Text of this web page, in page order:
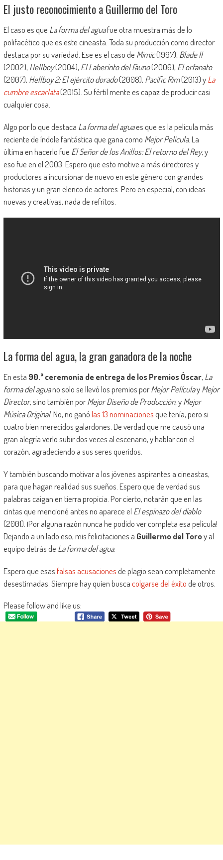
El justo reconocimiento a Guillermo del Toro
El caso es que La forma del aguafue otra muestra más de lo
polifacético que es este cineasta. Toda su producción como director
destaca por su variedad. Ese es el caso de Mimic(1997), Blade II
(2002), Hellboy(2004), El Laberinto del Fauno(2006), El orfanato
(2007), Hellboy 2: El ejército dorado(2008), Pacific Rim(2013) yLa
cumbre escarlata(2015). Su fértil mente es capaz de producir casi
cualquier cosa.
Algo por lo que destaca La forma del aguaes que es la película más
reciente de índole fantástica que gana como Mejor Película. La
última en hacerlo fue El Señor de los Anillos: El retorno del Rey, y
eso fue en el 2003. Espero que esto motive a más directores y
productores a incursionar de nuevo en este género con grandes
historias y un gran elenco de actores. Pero en especial, con ideas
nuevas y creativas, nada de refritos.
La forma del agua, la gran ganadora de la noche
En esta 90.ª ceremonia de entrega de los Premios Óscar, La
forma del aguano solo se llevó los premios porMejor PelículayMejor
Director, sino también porMejor Diseño de Producción, yMejor
Música Original. No, no ganólas 13 nominacionesque tenía, pero si
cuatro bien merecidos galardones. De verdad que me causó una
gran alegría verlo subir dos veces al escenario, y hablar con el
corazón, agradeciendo a sus seres queridos.
Y también buscando motivar a los jóvenes aspirantes a cineastas,
para que hagan realidad sus sueños. Espero que de verdad sus
palabras caigan en tierra propicia. Por cierto, notarán que en las
cintas que mencioné antes no aparece el El espinazo del diablo
(2001). ¡Por alguna razón nunca he podido ver completa esa película!
Dejando a un lado eso, mis felicitaciones a Guillermo del Toroy al
equipo detrás de La forma del agua.
Espero que esasfalsas acusacionesde plagio sean completamente
desestimadas. Siempre hay quien buscacolgarse del éxitode otros.
Please follow and like us: